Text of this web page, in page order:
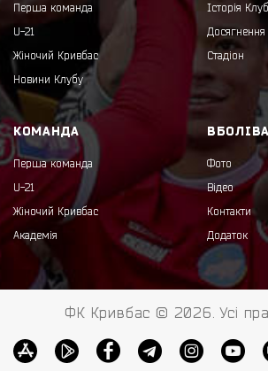
Перша команда
U-21
Жіночий Кривбас
Новини Клубу
Історія
Стадіон
КОМАНДА
Перша команда
U-21
Жіночий Кривбас
Академія
Фото
Відео
Контакти
Додаток
ФК Кривбас © 2026. Усі